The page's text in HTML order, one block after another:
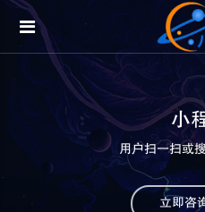
小
用户扫一扫或
立即